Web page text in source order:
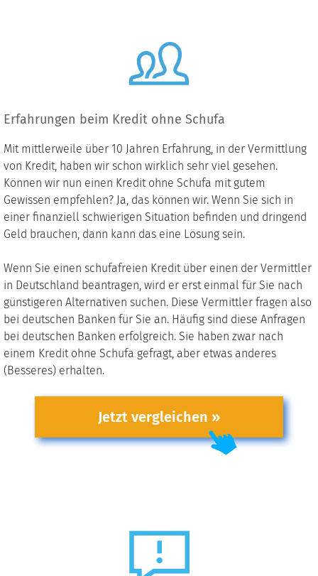
Erfahrungen beim Kredit ohne Schufa
Mit mittlerweile über 10 Jahren Erfahrung, in der Vermittlung
von Kredit, haben wir schon wirklich sehr viel gesehen.
Können wir nun einen Kredit ohne Schufa mit gutem
Gewissen empfehlen? Ja, das können wir. Wenn Sie sich in
einer finanziell schwierigen Situation befinden und dringend
Geld brauchen, dann kann das eine Lösung sein.
Wenn Sie einen schufafreien Kredit über einen der Vermittler
in Deutschland beantragen, wird er erst einmal für Sie nach
günstigeren Alternativen suchen. Diese Vermittler fragen also
bei deutschen Banken für Sie an. Häufig sind diese Anfragen
bei deutschen Banken erfolgreich. Sie haben zwar nach
einem Kredit ohne Schufa gefragt, aber etwas anderes
(Besseres) erhalten.
Jetzt vergleichen »